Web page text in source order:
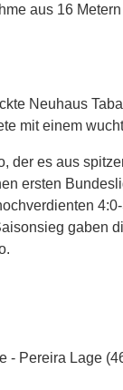
aus 16
Neuhaus
mit einem
der es aus
ersten
gaben
- Pereira Lage